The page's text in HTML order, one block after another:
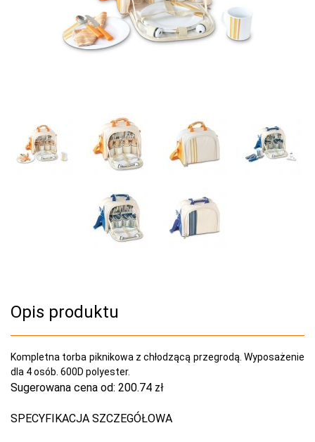
Opis produktu
Kompletna torba piknikowa z chłodzącą przegrodą. Wyposażenie
dla 4 osób. 600D polyester.
Sugerowana cena od: 200.74 zł
SPECYFIKACJA SZCZEGÓŁOWA